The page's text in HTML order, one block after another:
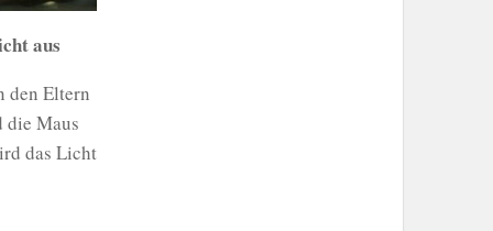
aus
den Eltern
die Maus
das Licht